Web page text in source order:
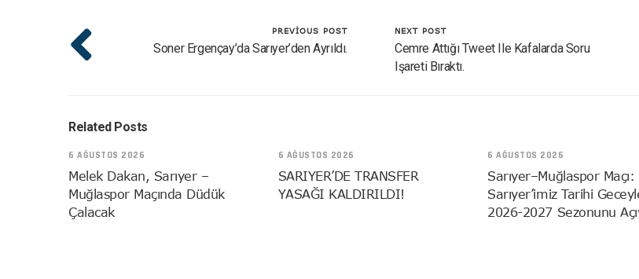
PREVIOUS POST
Soner Ergençay’da Sarıyer’den Ayrıldı.
NEXT POST
Cemre Attığı Tweet Ile Kafalarda Soru
Işareti Bıraktı.
Related Posts
6 AĞUSTOS 2026
Melek Dakan, Sarıyer –
Muğlaspor Maçında Düdük
Çalacak
6 AĞUSTOS 2026
SARIYER’DE TRANSFER
YASAĞI KALDIRILDI!
6 AĞUSTOS 2026
Sarıyer–Muğlaspor Maçı:
Sarıyer’imiz Tarihi
2026-2027 Sezonunu